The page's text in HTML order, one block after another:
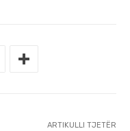
ARTIKULLI TJETËR